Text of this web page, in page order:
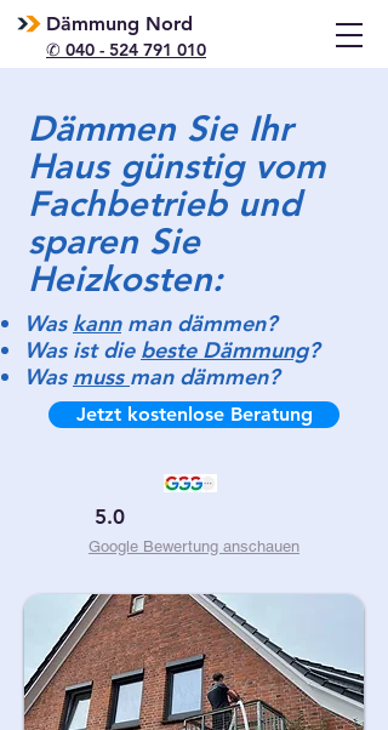
Dämmung Nord
✆ 040 - 524 791 010
Dämmen Sie Ihr
Haus günstig vom
Fachbetrieb und
sparen Sie
Heizkosten:
Was kannman dämmen?
Was ist die beste Dämmung?
Was muss man dämmen?
Jetzt kostenlose Beratung
5.0
Google Bewertung anschauen